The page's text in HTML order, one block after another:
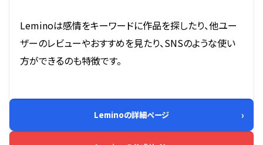
Leminoは感情をキーワードに作品を探したり、他ユー
ザーのレビューやおすすめを見たり、SNSのような使い
方ができるのも特徴です。
Leminoの詳細ページ